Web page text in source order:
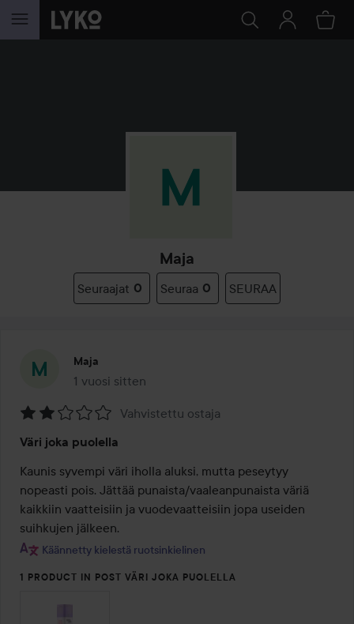
SIIRTYÄ JHK SISÄLTÖÖN
Maja
Seuraajat 0 Seuraa 0 SEURAA
Maja
1 vuosi sitten
Viesti luotiin 1 vuosi sitten
2
/
5
Vahvistettu ostaja
Väri joka puolella
Kaunis syvempi väri iholla aluksi, mutta peseytyy
nopeasti pois. Jättää punaista/vaaleanpunaista väriä
kaikkiin vaatteisiin ja vuodevaatteisiin jopa useiden
suihkujen jälkeen.
Käännetty kielestä ruotsinkielinen
1 PRODUCT IN POST VÄRI JOKA PUOLELLA